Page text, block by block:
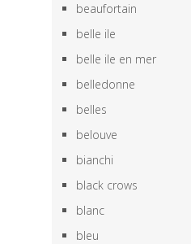
beaufortain
belle ile
belle ile en mer
belledonne
belles
belouve
bianchi
black crows
blanc
bleu